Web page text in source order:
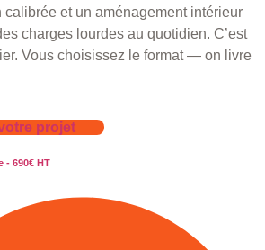
et un aménagement intérieur
charges lourdes au quotidien. C’est
Vous choisissez le format — on livre
projet
- 690€ HT